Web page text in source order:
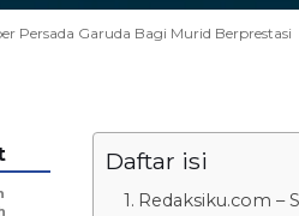
Persada Garuda Bagi Murid Berprestasi
Daftar isi
Redaksiku.com –